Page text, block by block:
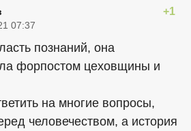
+1
07:37
познаний, она
форпостом цеховщины и
на многие вопросы,
человечеством, а история